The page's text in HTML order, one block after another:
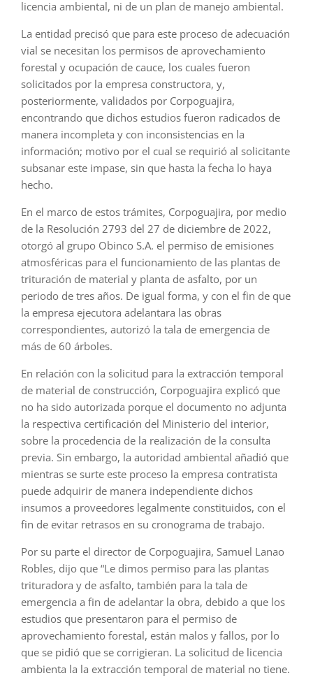
licencia ambiental, ni de un plan de manejo ambiental.
La entidad precisó que para este proceso de adecuación
vial se necesitan los permisos de aprovechamiento
forestal y ocupación de cauce, los cuales fueron
solicitados por la empresa constructora, y,
posteriormente, validados por Corpoguajira,
encontrando que dichos estudios fueron radicados de
manera incompleta y con inconsistencias en la
información; motivo por el cual se requirió al solicitante
subsanar este impase, sin que hasta la fecha lo haya
hecho.
En el marco de estos trámites, Corpoguajira, por medio
de la Resolución 2793 del 27 de diciembre de 2022,
otorgó al grupo Obinco S.A. el permiso de emisiones
atmosféricas para el funcionamiento de las plantas de
trituración de material y planta de asfalto, por un
periodo de tres años. De igual forma, y con el fin de que
la empresa ejecutora adelantara las obras
correspondientes, autorizó la tala de emergencia de
más de 60 árboles.
En relación con la solicitud para la extracción temporal
de material de construcción, Corpoguajira explicó que
no ha sido autorizada porque el documento no adjunta
la respectiva certificación del Ministerio del interior,
sobre la procedencia de la realización de la consulta
previa. Sin embargo, la autoridad ambiental añadió que
mientras se surte este proceso la empresa contratista
puede adquirir de manera independiente dichos
insumos a proveedores legalmente constituidos, con el
fin de evitar retrasos en su cronograma de trabajo.
Por su parte el director de Corpoguajira, Samuel Lanao
Robles, dijo que “Le dimos permiso para las plantas
trituradora y de asfalto, también para la tala de
emergencia a fin de adelantar la obra, debido a que los
estudios que presentaron para el permiso de
aprovechamiento forestal, están malos y fallos, por lo
que se pidió que se corrigieran. La solicitud de licencia
ambienta la la extracción temporal de material no tiene.